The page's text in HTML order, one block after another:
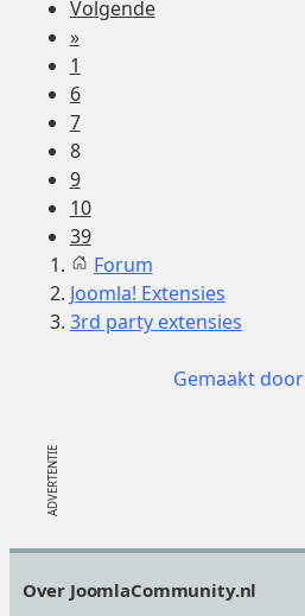
Volgende
»
1
6
7
8
9
10
39
Forum
Joomla! Extensies
3rd party extensies
Gemaakt door
Over JoomlaCommunity.nl